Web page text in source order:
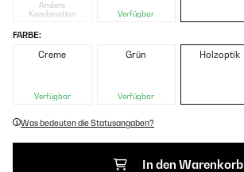
Andere
Kombination
Verfügbar
FARBE:
Creme
Verfügbar
Grün
Verfügbar
Holzoptik
Was bedeuten die Statusangaben?
In den Warenkorb